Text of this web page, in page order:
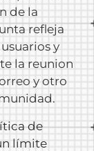
de la
refleja
y
la reunion
y otro
de
límite